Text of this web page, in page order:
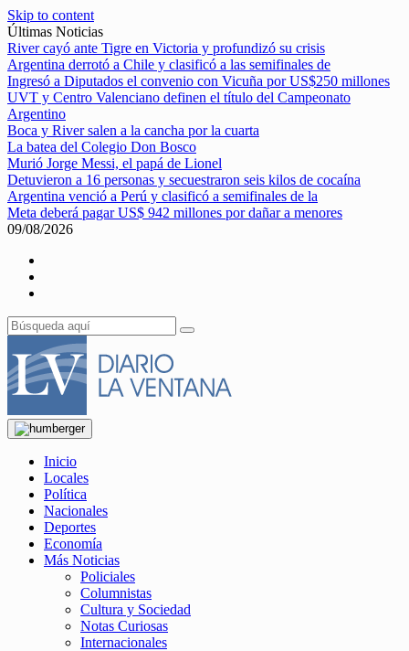
Skip to content
Últimas Noticias
River cayó ante Tigre en Victoria y profundizó su crisis
Argentina derrotó a Chile y clasificó a las semifinales de
Ingresó a Diputados el convenio con Vicuña por US$250 millones
UVT y Centro Valenciano definen el título del Campeonato
Argentino
Boca y River salen a la cancha por la cuarta
La batea del Colegio Don Bosco
Murió Jorge Messi, el papá de Lionel
Detuvieron a 16 personas y secuestraron seis kilos de cocaína
Argentina venció a Perú y clasificó a semifinales de la
Meta deberá pagar US$ 942 millones por dañar a menores
09/08/2026
Inicio
Locales
Política
Nacionales
Deportes
Economía
Más Noticias
Policiales
Columnistas
Cultura y Sociedad
Notas Curiosas
Internacionales